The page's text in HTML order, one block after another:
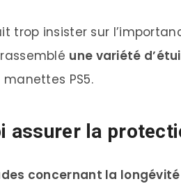
trop insister sur
une variété
PS5.
assurer la
concernant la longévité